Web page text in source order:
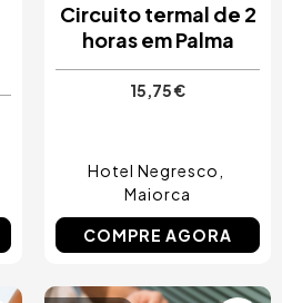
Circuito termal de 2
horas em Palma
15,75 €
Hotel Negresco
Maiorca
COMPRE AGORA